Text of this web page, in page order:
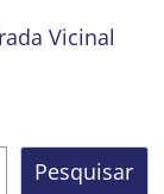
Vicinal
Pesquisar